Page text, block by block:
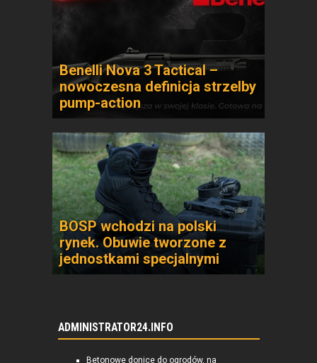
Benelli Nova 3 Tactical –
nowoczesna definicja strzelby
pump-action
BOSP wchodzi na polski
rynek. Obuwie tworzone z
jednostkami specjalnymi
ADMINISTRATOR24.INFO
Betonowe donice do ogrodów, na